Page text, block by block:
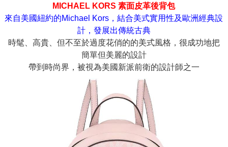
MICHAEL KORS 素面皮革後背包
來自美國紐約的Michael Kors，結合美式實用性及歐洲經典設
計，發展出傳統古典
時髦、高貴、但不至於過度花俏的的美式風格，很成功地把
簡單但美麗的設計
帶到時尚界，被視為美國新派前衛的設計師之一